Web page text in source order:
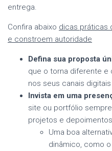
entrega.
Confira abaixo dicas práticas
e constroem autoridade
Defina sua proposta
que o torna diferente e
nos seus canais digitais
Invista em uma
site ou portfólio
projetos e
Uma boa
dinâmico, como